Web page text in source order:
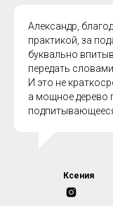
Александр,
практикой, за
буквально
передать
И это не
а мощное дерево
Ксения